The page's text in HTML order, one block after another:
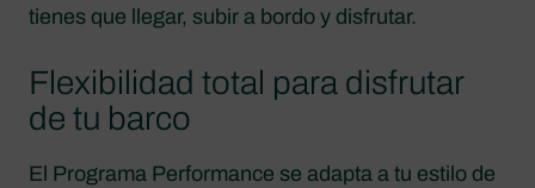
tienes que llegar, subir a bordo y disfrutar.
Flexibilidad total para disfrutar
de tu barco
El Programa Performance se adapta a tu estilo de